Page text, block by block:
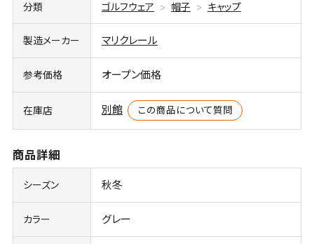
分類 ゴルフウェア 帽子 キャップ
製造メーカー マリクレール
参考価格 オープン価格
在庫店 別館 この商品について質問
商品詳細
シーズン 秋冬
カラー グレー